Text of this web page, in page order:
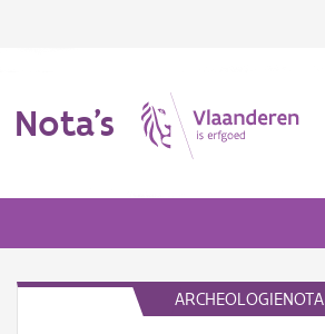
Nota's
ARCHEOLOGIENOTA